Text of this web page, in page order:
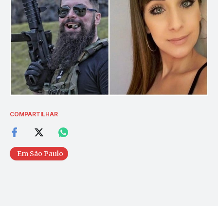
COMPARTILHAR
Em São Paulo